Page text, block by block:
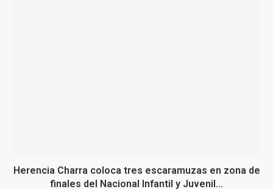
Herencia Charra coloca tres escaramuzas en zona de
finales del Nacional Infantil y Juvenil...